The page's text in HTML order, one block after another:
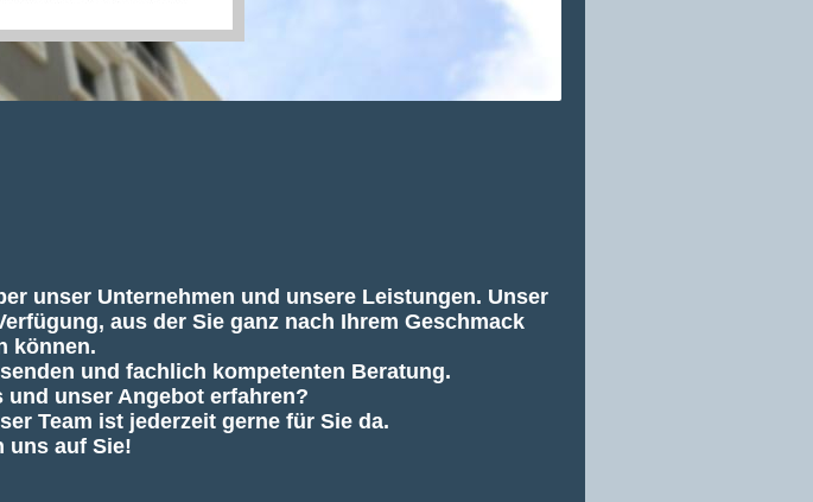
unser Unternehmen und unsere Leistungen. Unser
aus der Sie ganz nach Ihrem Geschmack
können.
und fachlich kompetenten Beratung.
unser Angebot erfahren?
Team ist jederzeit gerne für Sie da.
uns auf Sie!